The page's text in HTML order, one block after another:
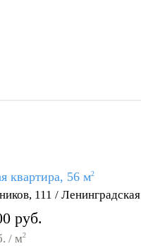
квартира, 56 м2
111 / Ленинградская
руб.
/ м2